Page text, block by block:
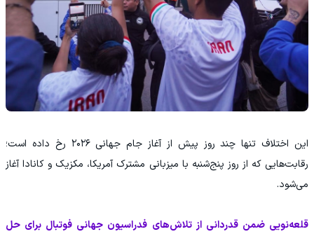
این اختلاف تنها چند روز پیش از آغاز جام جهانی ۲۰۲۶ رخ داده است؛
رقابت‌هایی که از روز پنج‌شنبه با میزبانی مشترک آمریکا، مکزیک و کانادا آغاز
می‌شود.
قلعه‌نویی ضمن قدردانی از تلاش‌های فدراسیون جهانی فوتبال برای حل